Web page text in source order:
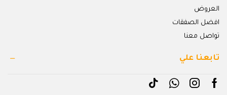
العروض
افضل الصفقات
تواصل معنا
تابعنا علي